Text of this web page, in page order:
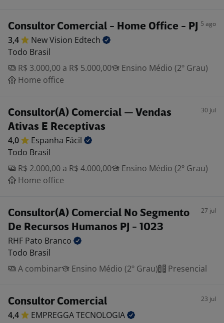
Consultor Comercial - Home Office - PJ 5 ago
3,4 New Vision Edtech
Todo Brasil
R$ 3.000,00 a R$ 5.000,00
Ensino Médio (2º Grau)
Home office
Consultor(A) Comercial — Vendas
Ativas E Receptivas
30 jul
4,0 Espanha Fácil
Todo Brasil
R$ 2.000,00 a R$ 4.000,00
Ensino Médio (2º Grau)
Home office
Consultor(A) Comercial No Segmento
De Recursos Humanos PJ - 1023
27 jul
RHF Pato Branco
Todo Brasil
A combinar
Ensino Médio (2º Grau) Presencial
Consultor Comercial 23 jul
4,4 EMPREGGATECNOLOGIA